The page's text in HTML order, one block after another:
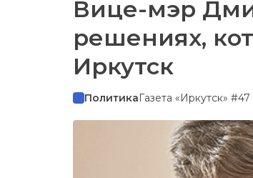
Вице-мэр
решениях,
Иркутск
Политика Газета «Иркутск»